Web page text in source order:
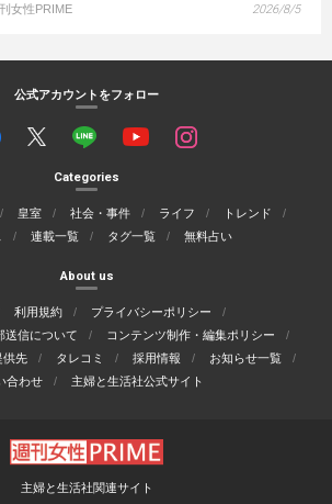
女性PRIME 2026/8/5
公式アカウントをフォロー
Categories
皇室 社会・事件 ライフ
トレンド
連載一覧 タグ一覧 無料占い
About us
利用規約
プライバシーポリシー
送信について
コンテンツ制作・編集ポリシー
供先 タレコミ 採用情報
お知らせ一覧
合わせ
主婦と生活社公式サイト
主婦と生活社関連サイト